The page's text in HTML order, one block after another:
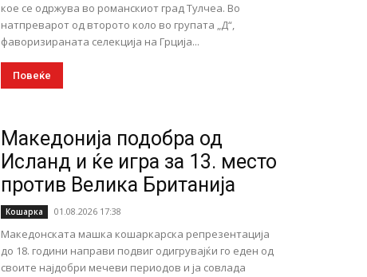
кое се одржува во романскиот град Тулчеа. Во
натпреварот од второто коло во групата „Д“,
фаворизираната селекција на Грција...
Повеќе
Македонија подобра од
Исланд и ќе игра за 13. место
против Велика Британија
Кошарка 01.08.2026 17:38
Македонската машка кошаркарска репрезентација
до 18. години направи подвиг одигрувајќи го еден од
своите најдобри мечеви периодов и ја совлада